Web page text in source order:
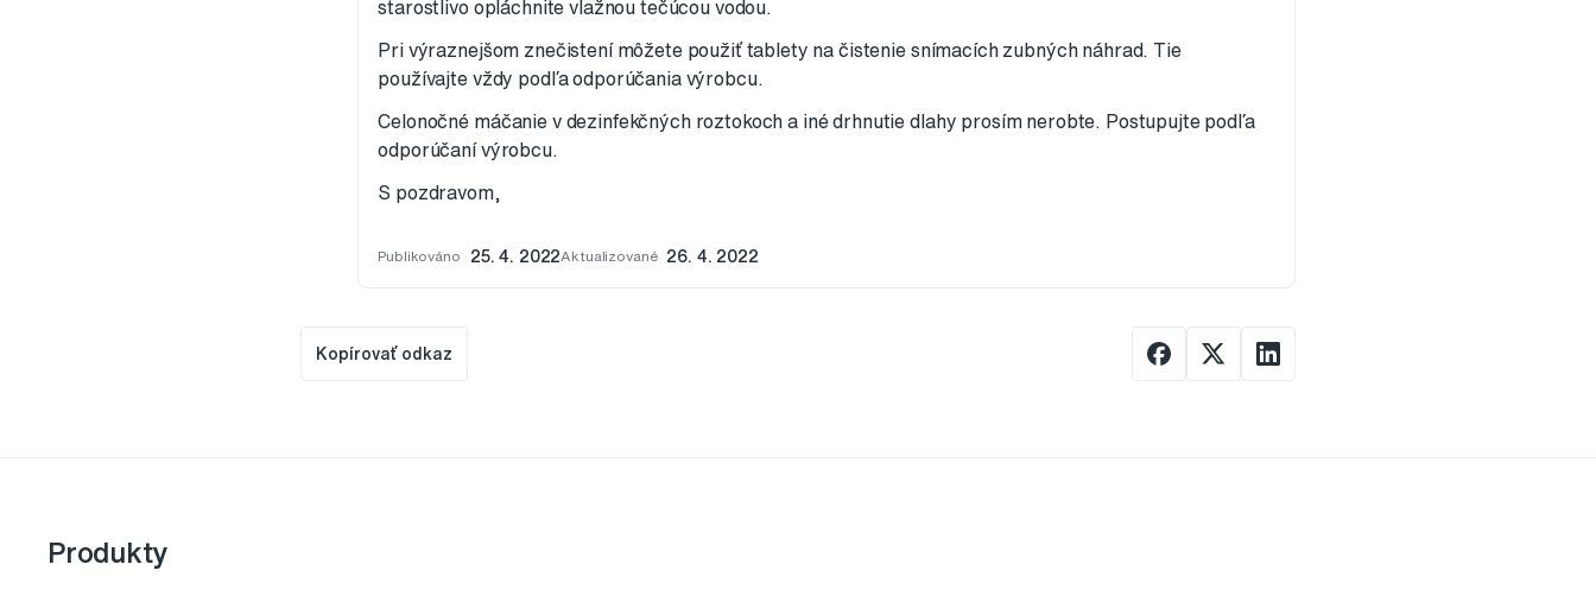
starostlivo opláchnite vlažnou tečúcou vodou.
Pri výraznejšom znečistení môžete použiť tablety na čistenie snímacích zubných náhrad. Tie
používajte vždy podľa odporúčania výrobcu.
Celonočné máčanie v dezinfekčných roztokoch a iné drhnutie dlahy prosím nerobte. Postupujte podľa
odporúčaní výrobcu.
S pozdravom,
Publikováno 25. 4. 2022Aktualizované 26. 4. 2022
Kopírovať odkaz
Produkty